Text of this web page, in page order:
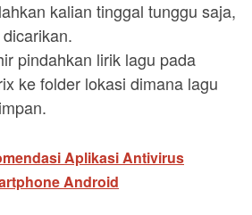
kalian tinggal tunggu saja,
pindahkan lirik lagu pada
ke folder lokasi dimana lagu
Aplikasi Antivirus
Android